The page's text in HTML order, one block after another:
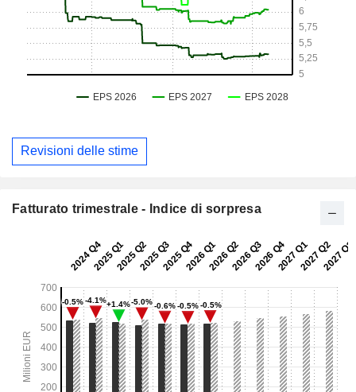
Revisioni delle stime
Fatturato trimestrale - Indice di sorpresa